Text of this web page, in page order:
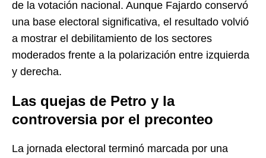
de la votación nacional. Aunque Fajardo conservó
una base electoral significativa, el resultado volvió
a mostrar el debilitamiento de los sectores
moderados frente a la polarización entre izquierda
y derecha.
Las quejas de Petro y la
controversia por el preconteo
La jornada electoral terminó marcada por una